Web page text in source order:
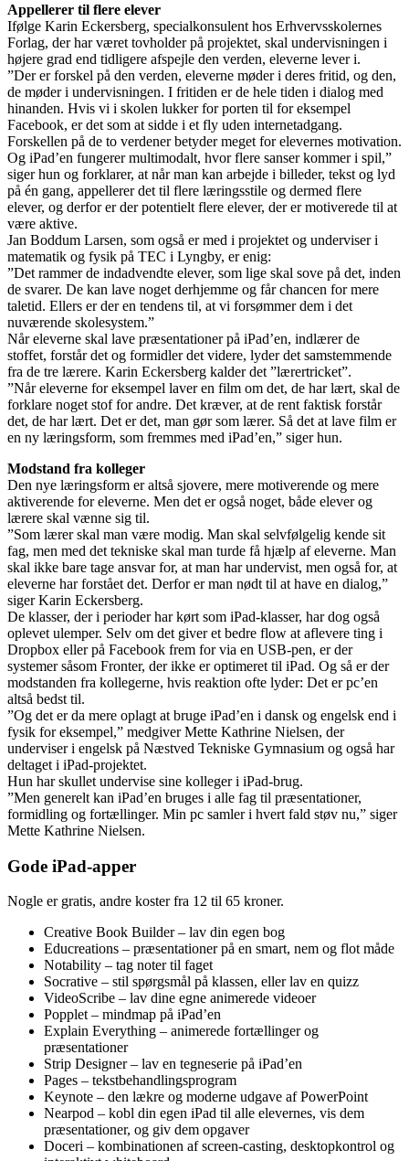
Appellerer til flere elever
Ifølge Karin Eckersberg, specialkonsulent hos Erhvervsskolernes
Forlag, der har været tovholder på projektet, skal undervisningen i
højere grad end tidligere afspejle den verden, eleverne lever i.
”Der er forskel på den verden, eleverne møder i deres fritid, og den,
de møder i undervisningen. I fritiden er de hele tiden i dialog med
hinanden. Hvis vi i skolen lukker for porten til for eksempel
Facebook, er det som at sidde i et fly uden internetadgang.
Forskellen på de to verdener betyder meget for elevernes motivation.
Og iPad’en fungerer multimodalt, hvor flere sanser kommer i spil,”
siger hun og forklarer, at når man kan arbejde i billeder, tekst og lyd
på én gang, appellerer det til flere læringsstile og dermed flere
elever, og derfor er der potentielt flere elever, der er motiverede til at
være aktive.
Jan Boddum Larsen, som også er med i projektet og underviser i
matematik og fysik på TEC i Lyngby, er enig:
”Det rammer de indadvendte elever, som lige skal sove på det, inden
de svarer. De kan lave noget derhjemme og får chancen for mere
taletid. Ellers er der en tendens til, at vi forsømmer dem i det
nuværende skolesystem.”
Når eleverne skal lave præsentationer på iPad’en, indlærer de
stoffet, forstår det og formidler det videre, lyder det samstemmende
fra de tre lærere. Karin Eckersberg kalder det ”lærertricket”.
”Når eleverne for eksempel laver en film om det, de har lært, skal de
forklare noget stof for andre. Det kræver, at de rent faktisk forstår
det, de har lært. Det er det, man gør som lærer. Så det at lave film er
en ny læringsform, som fremmes med ­iPad’en,” siger hun.
Modstand fra kolleger
Den nye læringsform er altså sjovere, mere motiverende og mere
aktiverende for eleverne. Men det er også noget, både elever og
lærere skal vænne sig til.
”Som lærer skal man være modig. Man skal selvfølgelig kende sit
fag, men med det tekniske skal man turde få hjælp af eleverne. Man
skal ikke bare tage ansvar for, at man har undervist, men også for, at
eleverne har forstået det. Derfor er man nødt til at have en dialog,”
siger Karin Eckersberg.
De klasser, der i perioder har kørt som iPad-klasser, har dog også
oplevet ulemper. Selv om det giver et bedre flow at aflevere ting i
Dropbox eller på Facebook frem for via en USB-pen, er der
systemer såsom Fronter, der ikke er optimeret til iPad. Og så er der
modstanden fra kollegerne, hvis reaktion ofte lyder: Det er pc’en
altså bedst til.
”Og det er da mere oplagt at bruge ­iPad’en i dansk og engelsk end i
fysik for eksempel,” medgiver Mette Kathrine Nielsen, der
underviser i engelsk på Næstved Tekniske Gymnasium og også har
deltaget i iPad-projektet.
Hun har skullet undervise sine kolleger i iPad-brug.
”Men generelt kan iPad’en bruges i alle fag til præsentationer,
formidling og fortællinger. Min pc samler i hvert fald støv nu,” siger
Mette Kathrine Nielsen.
Gode iPad-apper
Nogle er gratis, andre koster fra 12 til 65 kroner.
Creative Book Builder – lav din egen bog
Educreations – præsentationer på en smart, nem og flot måde
Notability – tag noter til faget
Socrative – stil spørgsmål på klassen, eller lav en quizz
VideoScribe – lav dine egne animerede videoer
Popplet – mindmap på iPad’en
Explain Everything – animerede fortællinger og
præsentationer
Strip Designer – lav en tegneserie på iPad’en
Pages – tekstbehandlingsprogram
Keynote – den lækre og moderne udgave af PowerPoint
Nearpod – kobl din egen iPad til alle elevernes, vis dem
præsentationer, og giv dem opgaver
Doceri – kombinationen af screen-casting, desktopkontrol og